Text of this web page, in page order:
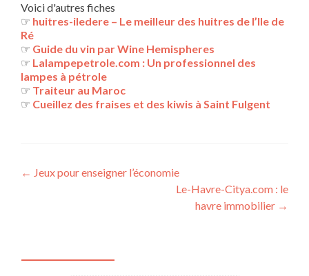
Voici d'autres fiches
☞ huitres-iledere – Le meilleur des huitres de l’Ile de
Ré
☞ Guide du vin par Wine Hemispheres
☞ Lalampepetrole.com : Un professionnel des
lampes à pétrole
☞ Traiteur au Maroc
☞ Cueillez des fraises et des kiwis à Saint Fulgent
Navigation
← Jeux pour enseigner l’économie
Le-Havre-Citya.com : le
havre immobilier →